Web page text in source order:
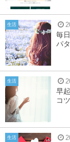
生活
毎
パ
生活
早
コ
生活